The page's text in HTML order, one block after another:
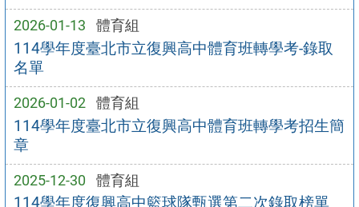
2026-01-13 體育組
114學年度臺北市立復興高中體育班轉學考-錄取
名單
2026-01-02 體育組
114學年度臺北市立復興高中體育班轉學考招生簡
章
2025-12-30 體育組
114學年度復興高中籃球隊甄選第二次錄取榜單